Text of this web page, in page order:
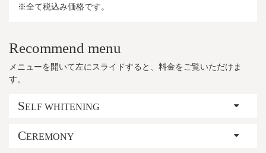
※全て税込み価格です。
Recommend menu
メニューを開いて左にスライドすると、料金をご覧いただけま
す。
SELF WHITENING
CEREMONY